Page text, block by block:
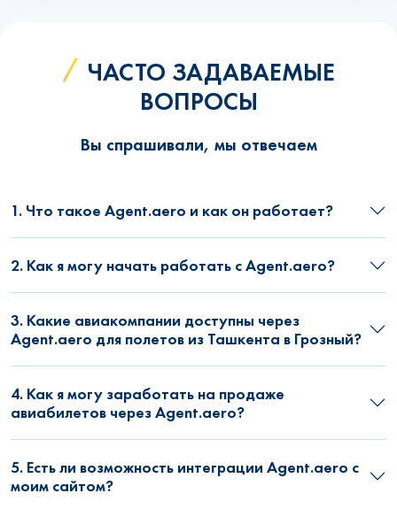
ЧАСТО ЗАДАВАЕМЫЕ
ВОПРОСЫ
Вы спрашивали, мы отвечаем
1. Что такое Agent.aero и как он работает?
2. Как я могу начать работать с Agent.aero?
3. Какие авиакомпании доступны через
Agent.aero для полетов из Ташкента в Грозный?
4. Как я могу заработать на продаже
авиабилетов через Agent.aero?
5. Есть ли возможность интеграции Agent.aero с
моим сайтом?